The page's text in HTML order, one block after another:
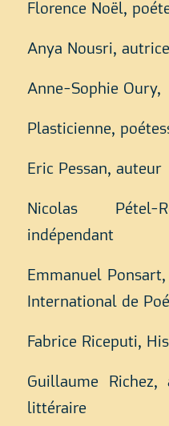
Florence Noël,
Anya Nousri, autrice
Anne-Sophie Oury,
Plasticienne,
Eric Pessan, auteur
Nicolas Pétel-
indépendant
Emmanuel
International de
Fabrice Riceputi,
Guillaume
littéraire